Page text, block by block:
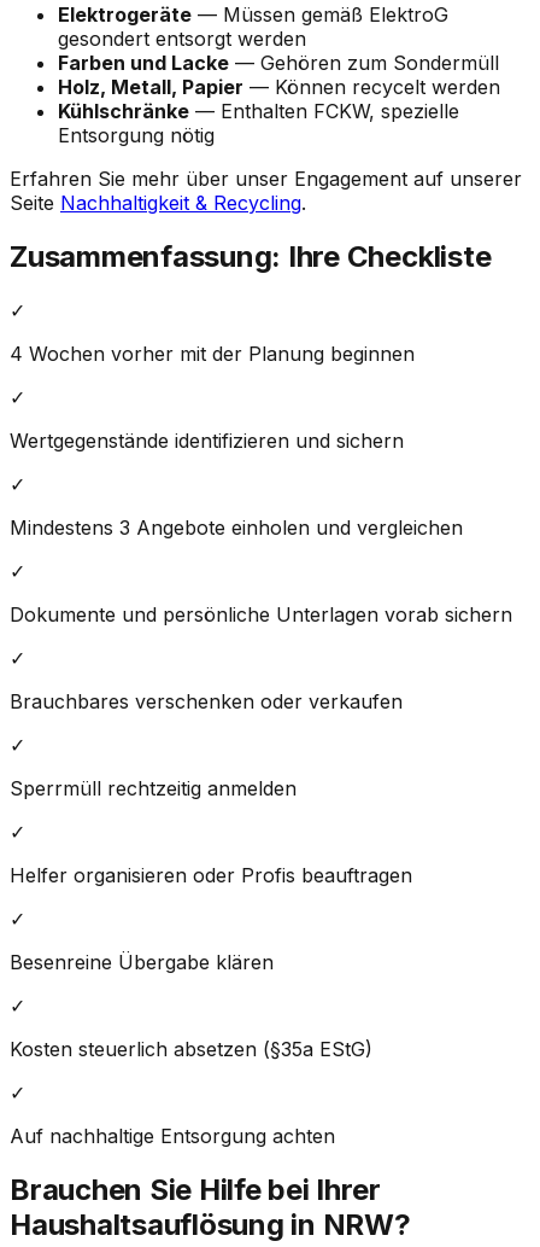
Elektrogeräte — Müssen gemäß ElektroG
gesondert entsorgt werden
Farben und Lacke — Gehören zum Sondermüll
Holz, Metall, Papier — Können recycelt werden
Kühlschränke — Enthalten FCKW, spezielle
Entsorgung nötig
Erfahren Sie mehr über unser Engagement auf unserer
Seite Nachhaltigkeit & Recycling.
Zusammenfassung: Ihre Checkliste
✓
4 Wochen vorher mit der Planung beginnen
✓
Wertgegenstände identifizieren und sichern
✓
Mindestens 3 Angebote einholen und vergleichen
✓
Dokumente und persönliche Unterlagen vorab sichern
✓
Brauchbares verschenken oder verkaufen
✓
Sperrmüll rechtzeitig anmelden
✓
Helfer organisieren oder Profis beauftragen
✓
Besenreine Übergabe klären
✓
Kosten steuerlich absetzen (§35a EStG)
✓
Auf nachhaltige Entsorgung achten
Brauchen Sie Hilfe bei Ihrer
Haushaltsauflösung in NRW?